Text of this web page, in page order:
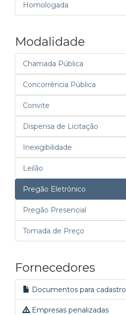
Homologada
Modalidade
Chamada Pública
Concorrência Pública
Convite
Dispensa de Licitação
Inexigibilidade
Leilão
Pregão Eletrônico
Pregão Presencial
Tomada de Preço
Fornecedores
Documentos para cadastro
Empresas penalizadas